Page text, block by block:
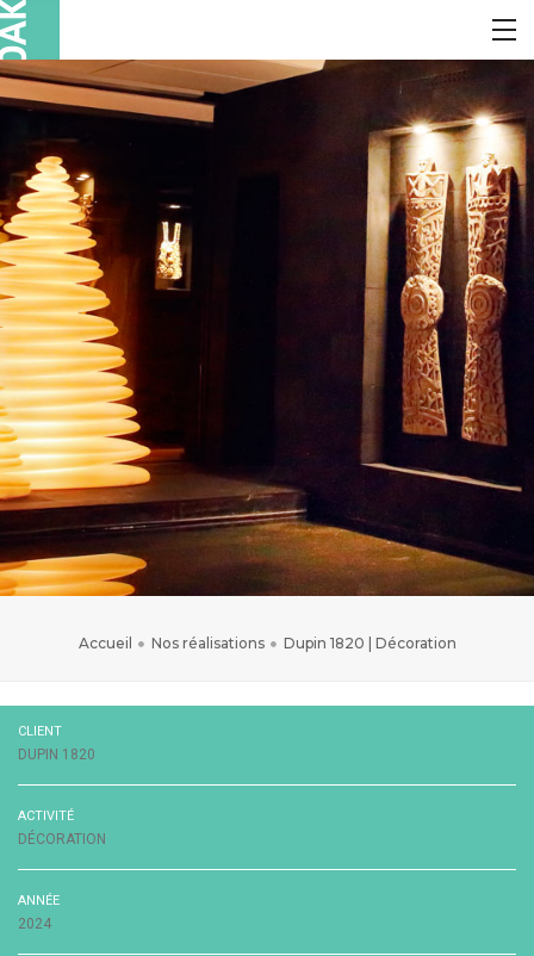
Accueil Nos réalisations Dupin 1820 | Décoration
CLIENT
DUPIN 1820
ACTIVITÉ
DÉCORATION
ANNÉE
2024